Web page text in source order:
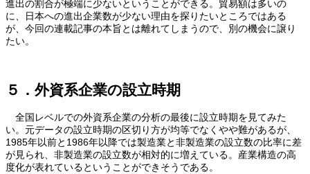
進出の割合が極端に少ないということができる。貿易額は多いの
に、日本への進出企業数が少ない理由を探りたいところではある
が、今回の連載記事の本旨とは離れてしまうので、別の機会に譲り
たい。
５．外資系企業の設立時期
全国レベルでの外資系企業の分析の最後に設立時期を見てみた
い。元データの設立時期の区切り方が均等でなくやや難があるが、
1985年以前と1986年以降では製造業と非製造業の設立数の比率に差
が見られ、非製造業の設立数が相対的に増えている。産業構造の高
度化が表れているということができそうである。